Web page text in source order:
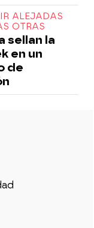
ALEJADAS
OTRAS
sellan la
en un
de